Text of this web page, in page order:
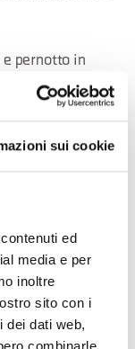
sui cookie
ed
media e per
inoltre
sito con i
dei dati web,
combinarle
e pernotto in